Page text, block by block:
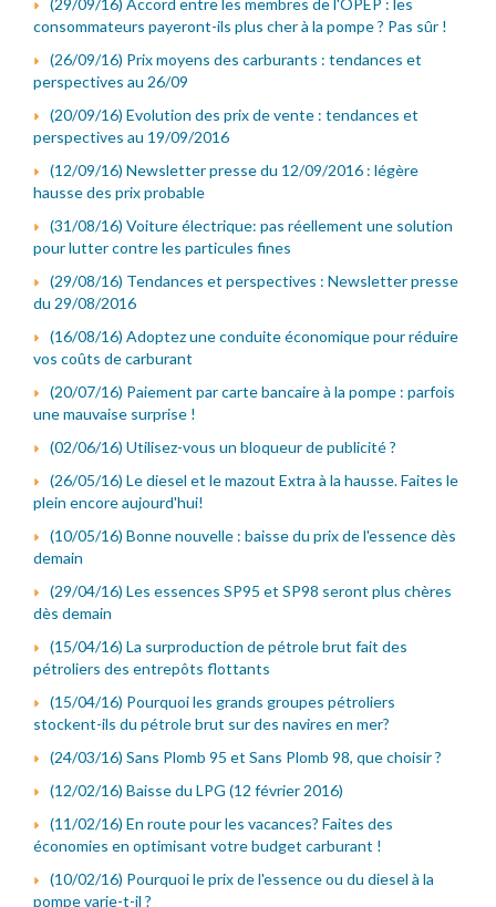
(29/09/16) Accord entre les membres de l'OPEP : les
consommateurs payeront-ils plus cher à la pompe ? Pas sûr !
(26/09/16) Prix moyens des carburants : tendances et
perspectives au 26/09
(20/09/16) Evolution des prix de vente : tendances et
perspectives au 19/09/2016
(12/09/16) Newsletter presse du 12/09/2016 : légère
hausse des prix probable
(31/08/16) Voiture électrique: pas réellement une solution
pour lutter contre les particules fines
(29/08/16) Tendances et perspectives : Newsletter presse
du 29/08/2016
(16/08/16) Adoptez une conduite économique pour réduire
vos coûts de carburant
(20/07/16) Paiement par carte bancaire à la pompe : parfois
une mauvaise surprise !
(02/06/16) Utilisez-vous un bloqueur de publicité ?
(26/05/16) Le diesel et le mazout Extra à la hausse. Faites le
plein encore aujourd'hui!
(10/05/16) Bonne nouvelle : baisse du prix de l'essence dès
demain
(29/04/16) Les essences SP95 et SP98 seront plus chères
dès demain
(15/04/16) La surproduction de pétrole brut fait des
pétroliers des entrepôts flottants
(15/04/16) Pourquoi les grands groupes pétroliers
stockent-ils du pétrole brut sur des navires en mer?
(24/03/16) Sans Plomb 95 et Sans Plomb 98, que choisir ?
(12/02/16) Baisse du LPG (12 février 2016)
(11/02/16) En route pour les vacances? Faites des
économies en optimisant votre budget carburant !
(10/02/16) Pourquoi le prix de l'essence ou du diesel à la
pompe varie-t-il ?